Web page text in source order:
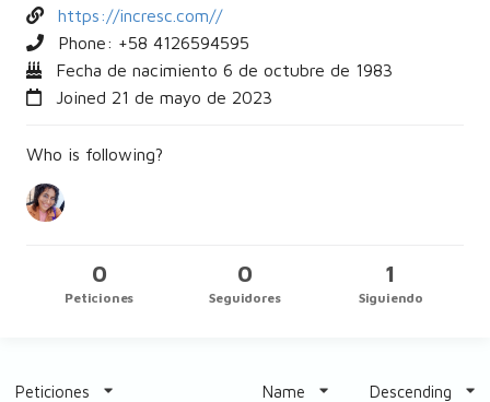
https://incresc.com//
Phone: +58 4126594595
Fecha de nacimiento 6 de octubre de 1983
Joined 21 de mayo de 2023
Who is following?
0
Peticiones
0
Seguidores
1
Siguiendo
Peticiones Name Descending